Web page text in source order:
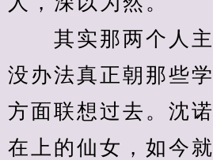
其实那两个人主
没办法真正朝那些
方面联想过去。沈
在上的仙女，如今